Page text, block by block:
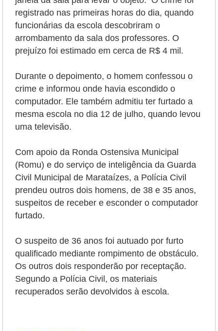
registrado nas primeiras horas do dia, quando
funcionárias da escola descobriram o
arrombamento da sala dos professores. O
prejuízo foi estimado em cerca de R$ 4 mil.
Durante o depoimento, o homem confessou o
crime e informou onde havia escondido o
computador. Ele também admitiu ter furtado a
mesma escola no dia 12 de julho, quando levou
uma televisão.
Com apoio da Ronda Ostensiva Municipal
(Romu) e do serviço de inteligência da Guarda
Civil Municipal de Marataízes, a Polícia Civil
prendeu outros dois homens, de 38 e 35 anos,
suspeitos de receber e esconder o computador
furtado.
O suspeito de 36 anos foi autuado por furto
qualificado mediante rompimento de obstáculo.
Os outros dois responderão por receptação.
Segundo a Polícia Civil, os materiais
recuperados serão devolvidos à escola.